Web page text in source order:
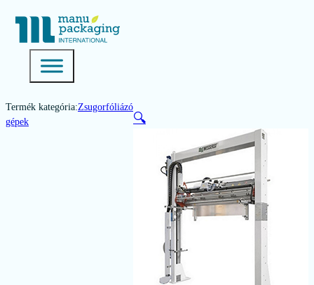
Termék kategória:Zsugorfóliázó
gépek
🔍